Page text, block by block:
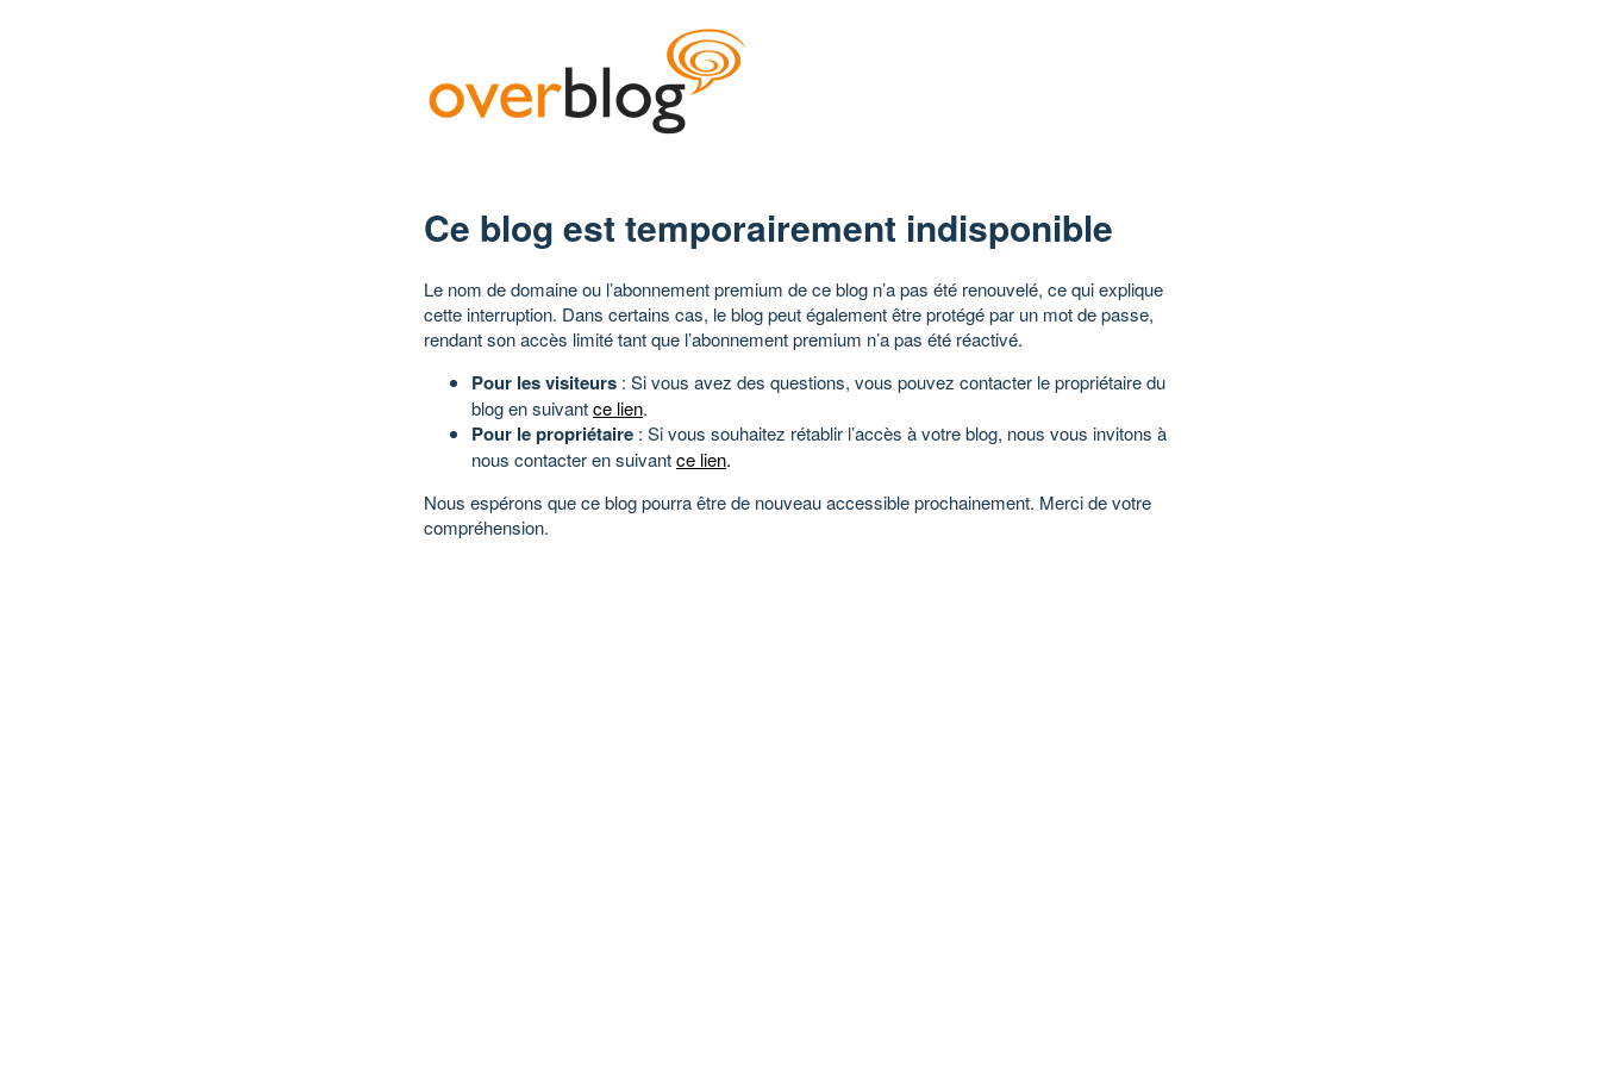
Ce blog est temporairement indisponible
Le nom de domaine ou l’abonnement premium de ce blog n’a pas été renouvelé, ce qui explique
cette interruption. Dans certains cas, le blog peut également être protégé par un mot de passe,
rendant son accès limité tant que l’abonnement premium n’a pas été réactivé.
Pour les visiteurs : Si vous avez des questions, vous pouvez contacter le propriétaire du
blog en suivantce lien.
Pour le propriétaire : Si vous souhaitez rétablir l’accès à votre blog, nous vous invitons à
nous contacter en suivantce lien.
Nous espérons que ce blog pourra être de nouveau accessible prochainement. Merci de votre
compréhension.